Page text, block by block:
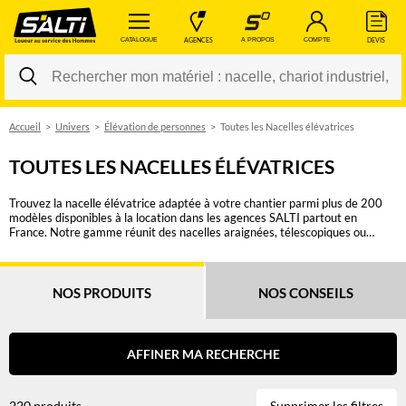
CATALOGUE AGENCES A PROPOS COMPTE DEVIS
Changer
Accueil Univers Élévation de personnes Toutes les Nacelles élévatrices
TOUTES LES NACELLES ÉLÉVATRICES
Trouvez la nacelle élévatrice adaptée à votre chantier parmi plus de 200
modèles disponibles à la location dans les agences SALTI partout en
France. Notre gamme réunit des nacelles araignées, télescopiques ou
véhicules légers ou poids lourds, proposées par des marques reconnues
vous pouvez sélectionner un équipement électrique, diesel, hybride ou bi-
de travail comprise entre 6 et 65 mètres. Le déport nécessaire, la capacité
de charge, la nature du terrain, la largeur d’accès, l’encombrement de la
machine et la fréquence des déplacements font partie des critères
essentiels pour choisir la bonne nacelle élévatrice. Les filtres disponibles
vous permettent de comparer rapidement les matériels correspondant à
NOS PRODUITS NOS CONSEILS
AFFINER MA RECHERCHE